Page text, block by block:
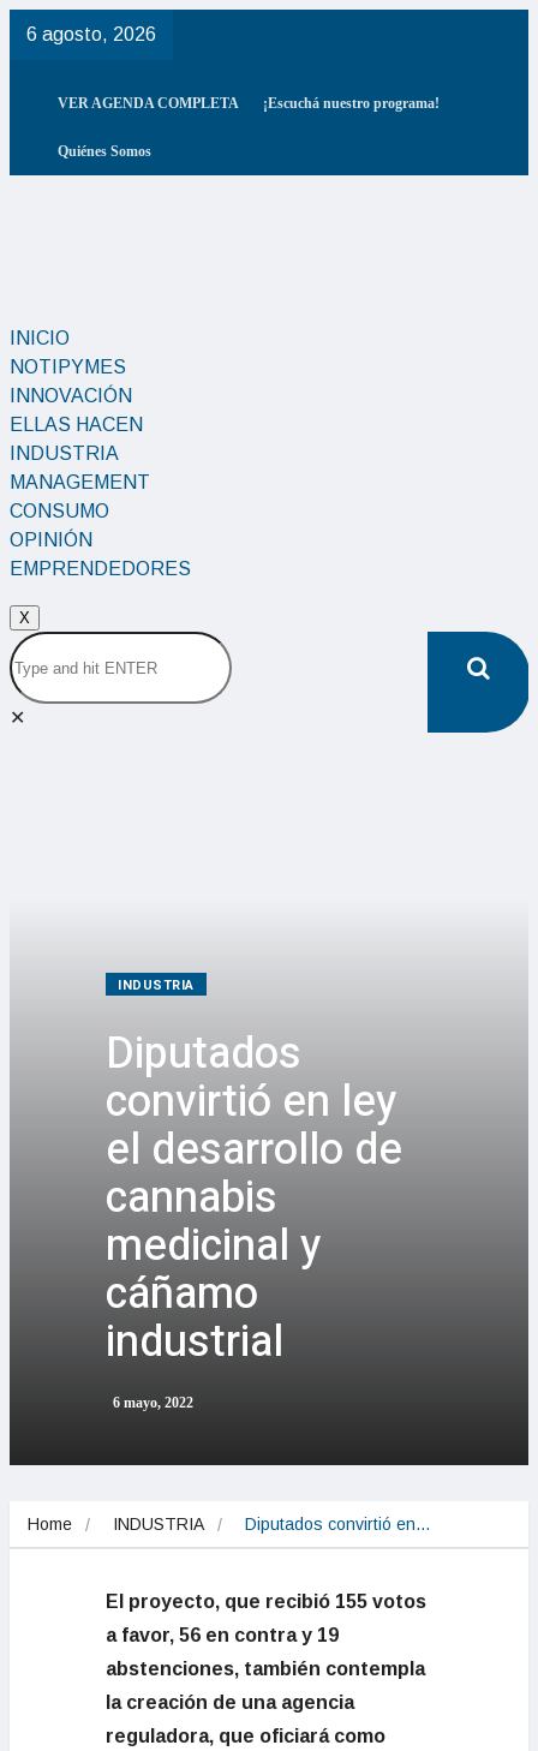
6 agosto, 2026
VER AGENDA COMPLETA ¡Escuchá nuestro programa!
Quiénes Somos
INICIO
NOTIPYMES
INNOVACIÓN
ELLAS HACEN
INDUSTRIA
MANAGEMENT
CONSUMO
OPINIÓN
EMPRENDEDORES
X
✕
INDUSTRIA
Diputados
convirtió en ley
el desarrollo de
cannabis
medicinal y
cáñamo
industrial
6 mayo, 2022
Home INDUSTRIA Diputados convirtió en…
El proyecto, que recibió 155 votos
a favor, 56 en contra y 19
abstenciones, también contempla
la creación de una agencia
reguladora, que oficiará como